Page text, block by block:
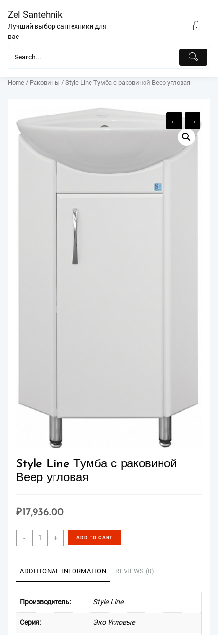
содержимому
Zel Santehnik
Лучший выбор сантехники для
вас
Home / Раковины / Style Line Тумба с раковиной Веер угловая
← →
Style Line Тумба с раковиной
Веер угловая
₽17,936.00
-
Style
Line
раковиной
quantity
+ ADD TO CART
ADDITIONAL INFORMATION REVIEWS (0)
Производитель: Style Line
Серия: Эко Угловые